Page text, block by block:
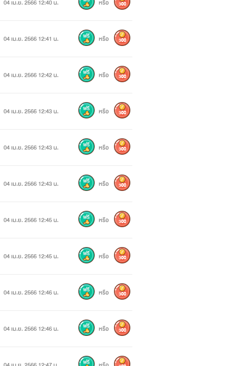
04 เม.ย. 2566 12:40 น. หรือ 300
04 เม.ย. 2566 12:41 น. หรือ 300
04 เม.ย. 2566 12:42 น. หรือ 300
04 เม.ย. 2566 12:43 น. หรือ 300
04 เม.ย. 2566 12:43 น. หรือ 300
04 เม.ย. 2566 12:43 น. หรือ 300
04 เม.ย. 2566 12:45 น. หรือ 300
04 เม.ย. 2566 12:45 น. หรือ 300
04 เม.ย. 2566 12:46 น. หรือ 300
04 เม.ย. 2566 12:46 น. หรือ 300